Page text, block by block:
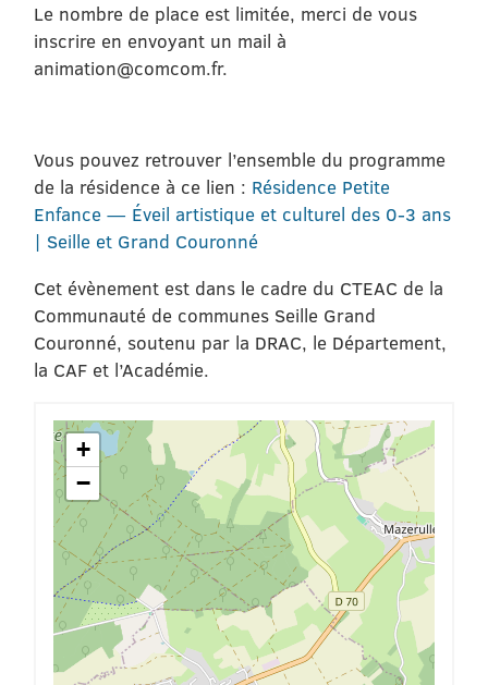
Le nombre de place est limitée, merci de vous
inscrire en envoyant un mail à
animation@comcom.fr.
Vous pouvez retrouver l’ensemble du programme
de la résidence à ce lien : Résidence Petite
Enfance — Éveil artistique et culturel des 0-3 ans
| Seille et Grand Couronné
Cet évènement est dans le cadre du CTEAC de la
Communauté de communes Seille Grand
Couronné, soutenu par la DRAC, le Département,
la CAF et l’Académie.
+
−